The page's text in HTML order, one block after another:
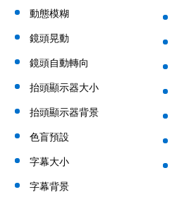
動態模糊
鏡頭晃動
鏡頭自動轉向
抬頭顯示器大小
抬頭顯示器背景
色盲預設
字幕大小
字幕背景